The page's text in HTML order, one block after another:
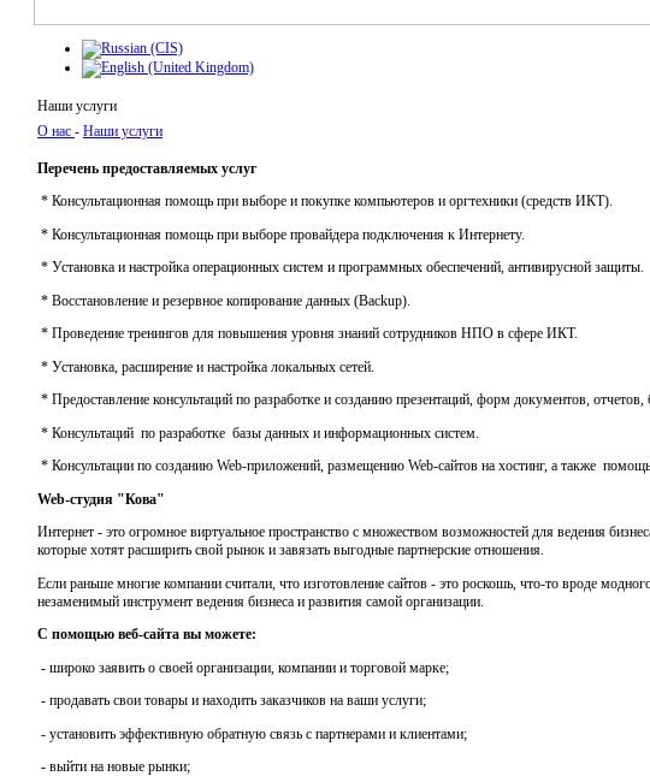
Наши услуги
О нас - Наши услуги
Перечень предоставляемых услуг
* Консультационная помощь при выборе и покупке компьютеров и оргтехники (средств ИКТ).
* Консультационная помощь при выборе провайдера подключения к Интернету.
* Установка и настройка операционных систем и программных обеспечений, антивирусной защиты.
* Восстановление и резервное копирование данных (Backup).
* Проведение тренингов для повышения уровня знаний сотрудников НПО в сфере ИКТ.
* Установка, расширение и настройка локальных сетей.
* Предоставление консультаций по разработке и созданию презентаций, форм документов, отчетов,
* Консультаций по разработке базы данных и информационных систем.
* Консультации по созданию Web-приложений, размещению Web-сайтов на хостинг, а также
Web-студия "Кова"
Интернет - это огромное виртуальное пространство с множеством возможностей для ведения
которые хотят расширить свой рынок и завязать выгодные партнерские отношения.
Если раньше многие компании считали, что изготовление сайтов - это роскошь, что-то вроде
незаменимый инструмент ведения бизнеса и развития самой организации.
С помощью веб-сайта вы можете:
- широко заявить о своей организации, компании и торговой марке;
- продавать свои товары и находить заказчиков на ваши услуги;
- установить эффективную обратную связь с партнерами и клиентами;
- выйти на новые рынки;